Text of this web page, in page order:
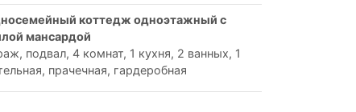
мансардой
подвал, 4 комнат, 1 кухня, 2 ванных, 1
прачечная, гардеробная